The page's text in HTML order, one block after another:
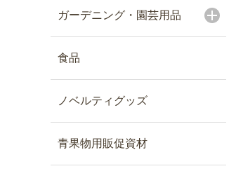
ガーデニング・園芸用品
食品
ノベルティグッズ
青果物用販促資材